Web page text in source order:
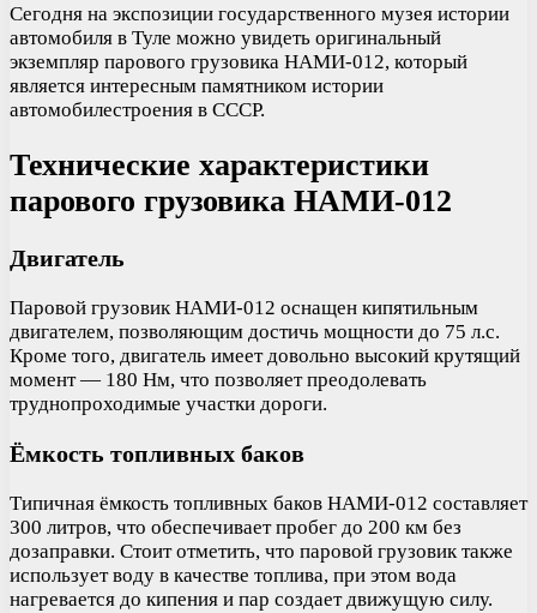
Сегодня на экспозиции государственного музея истории
автомобиля в Туле можно увидеть оригинальный
экземпляр парового грузовика НАМИ-012, который
является интересным памятником истории
автомобилестроения в СССР.
Технические характеристики
парового грузовика НАМИ-012
Двигатель
Паровой грузовик НАМИ-012 оснащен кипятильным
двигателем, позволяющим достичь мощности до 75 л.с.
Кроме того, двигатель имеет довольно высокий крутящий
момент — 180 Нм, что позволяет преодолевать
труднопроходимые участки дороги.
Ёмкость топливных баков
Типичная ёмкость топливных баков НАМИ-012 составляет
300 литров, что обеспечивает пробег до 200 км без
дозаправки. Стоит отметить, что паровой грузовик также
использует воду в качестве топлива, при этом вода
нагревается до кипения и пар создает движущую силу.